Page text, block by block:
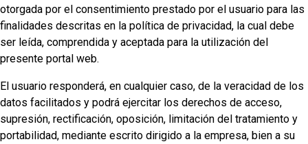
otorgada por el consentimiento prestado por el usuario para las
finalidades descritas en la política de privacidad, la cual debe
ser leída, comprendida y aceptada para la utilización del
presente portal web.
El usuario responderá, en cualquier caso, de la veracidad de los
datos facilitados y podrá ejercitar los derechos de acceso,
supresión, rectificación, oposición, limitación del tratamiento y
portabilidad, mediante escrito dirigido a la empresa, bien a su